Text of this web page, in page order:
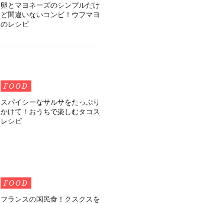
卵とマヨネーズのシンプルだけ
ど間違いないコンビ！ウフマヨ
のレシピ
FOOD
スパイシーなサルサをたっぷり
かけて！おうちで楽しむタコス
レシピ
FOOD
フランスの国民食！クスクスを